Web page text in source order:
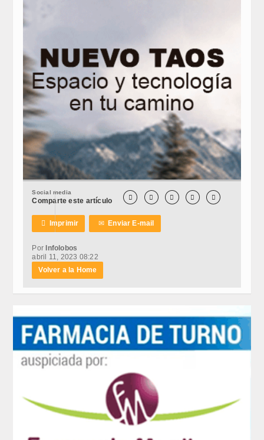
Social media
Comparte este artículo     
 Imprimir ✉Enviar E-mail
PorInfolobos
abril 11, 2023 08:22
Volver a la Home